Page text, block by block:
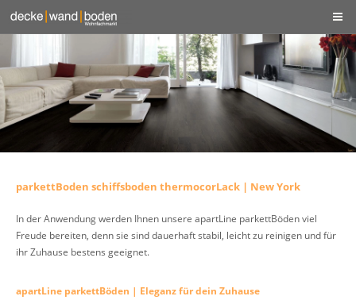
parkettBoden schiffsboden thermocorLack | New York
In der Anwendung werden Ihnen unsere apartLine parkettBöden viel
Freude bereiten, denn sie sind dauerhaft stabil, leicht zu reinigen und für
ihr Zuhause bestens geeignet.
apartLine parkettBöden | Eleganz für dein Zuhause